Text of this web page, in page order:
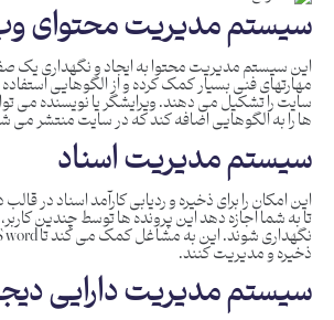
سیستم مدیریت محتوای
این سیستم مدیریت محتوا به ایجاد و نگهداری یک
مهارتهای فنی بسیار کمک کرده و از الگوهایی
سایت را تشکیل می دهند. ویرایشگر یا نویسنده می
ها را به الگوهایی اضافه کند که در سایت منتشر می
سیستم مدیریت اسناد
این امکان را برای ذخیره و ردیابی کارآمد اسناد در
تا به شما اجازه دهد این پرونده ها توسط چندین
ذخیره و مدیریت کنند.
سیستم مدیریت دارایی